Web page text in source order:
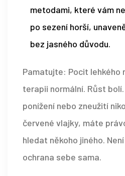
metodami, které vám
po sezení horší,
bez jasného důvodu.
Pamatujte: Pocit lehkého
terapii normální. Růst
ponížení nebo zneužití
červené vlajky, máte
hledat někoho jiného.
ochrana sebe sama.